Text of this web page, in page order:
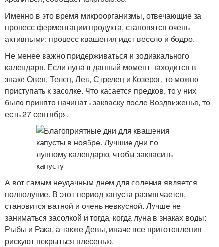
Именно в это время микроорганизмы, отвечающие за
процесс ферментации продукта, становятся очень
активными: процесс квашения идет весело и бодро.
Не менее важно придерживаться и зодиакального
календаря. Если луна в данный момент находится в
знаке Овен, Телец, Лев, Стрелец и Козерог, то можно
приступать к засолке. Что касается предков, то у них
было принято начинать закваску после Воздвиженья, то
есть 27 сентября.
А вот самым неудачным днем для соления является
полнолуние. В этот период капуста размягчается,
становится ватной и очень невкусной. Лучше не
заниматься засолкой и тогда, когда луна в знаках воды:
Рыбы и Рака, а также Девы, иначе все приготовления
рискуют покрыться плесенью.